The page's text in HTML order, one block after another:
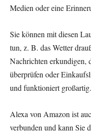
Medien oder eine
Sie können mit diesen
tun, z. B. das Wetter
Nachrichten erkundigen,
überprüfen oder
und funktioniert großartig.
Alexa von Amazon ist
verbunden und kann Sie